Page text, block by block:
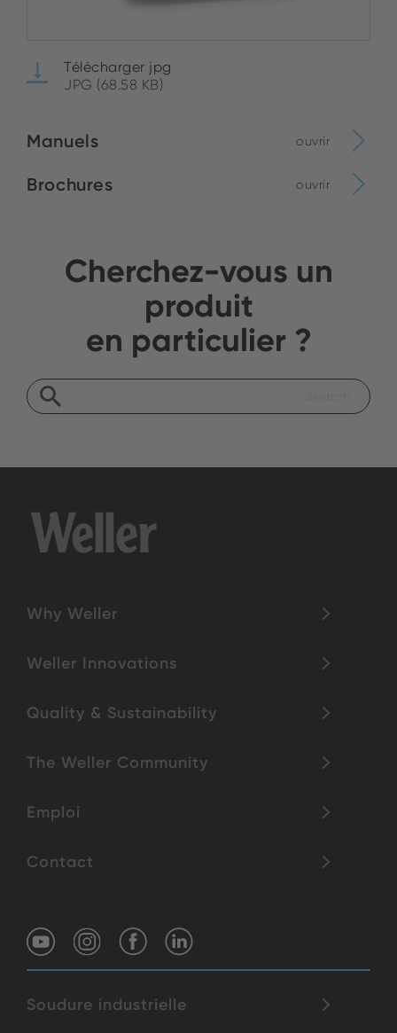
Télécharger jpg
JPG (68.58 KB)
Manuels ouvrir
Brochures ouvrir
Cherchez-vous un
produit
en particulier ?
Why Weller
Weller Innovations
Quality & Sustainability
The Weller Community
Emploi
Contact
Soudure industrielle